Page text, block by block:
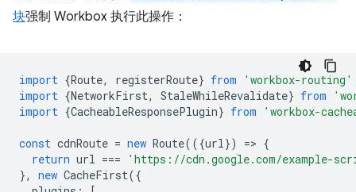
块强制 Workbox 执行此操作：
import {Route, registerRoute} from 'workbox-routing'
import {NetworkFirst, StaleWhileRevalidate} from
import {CacheableResponsePlugin} from 'workbox-
const cdnRoute = new Route(({url}) => {
return url ===
'https://cdn.google.com/example-
},
new CacheFirst({